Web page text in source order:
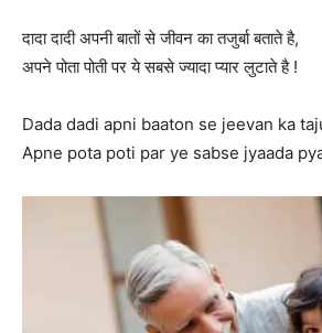
दादा दादी अपनी बातों से जीवन का तजुर्बा बताते है,
अपने पोता पोती पर ये सबसे ज्यादा प्यार लुटाते है !
Dada dadi apni baaton se jeevan ka
Apne pota poti par ye sabse jyaada